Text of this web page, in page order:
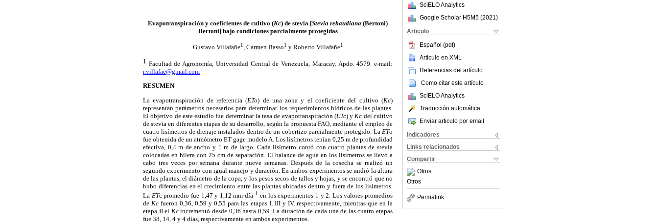
SciELO Analytics
Google Scholar H5M5 (2021 )
Articulo
Español (pdf)
Articulo en XML
Referencias del artículo
Como citar este artículo
SciELO Analytics
Traducción automática
Enviar articulo por email
Indicadores
Links relacionados
Compartir
Otros
Otros
Permalink
Evapotranspiración y coeficientes de cultivo (Kc) de stevia [Stevia rebaudiana (Bertoni)
Bertoni] bajo condiciones parcialmente protegidas
Gustavo Villafañe1 , Carmen Basso1 y Roberto Villafañe1
1 Facultad de Agronomía, Universidad Central de Venezuela, Maracay. Apdo. 4579. e-mail:
r.villafae@gmail.com
RESUMEN
La evapotranspiración de referencia (ETo) de una zona y el coeficiente del cultivo (Kc)
representan parámetros necesarios para determinar los requerimientos hídricos de las plantas.
El objetivo de este estudio fue determinar la tasa de evapotranspiración (ETc) y Kc del cultivo
de steviaen diferentes etapas de su desarrollo, según la propuesta FAO, mediante el empleo de
cuatro lisímetros de drenaje instalados dentro de un cobertizo parcialmente protegido. La ETo
fue obtenida de un atmómetro ET gage modelo A. Los lisímetros tenían 0,25 m de profundidad
efectiva, 0,4 m de ancho y 1 m de largo. Cada lisímetro contó con cuatro plantas de stevia
colocadas en hilera con 25 cm de separación. El balance de agua en los lisímetros se llevó a
cabo tres veces por semana durante nueve semanas. Después de la cosecha se realizó un
segundo experimento con igual manejo y duración. En ambos experimentos se midió la altura
de las plantas, el diámetro de la copa, y los pesos secos de tallos y hojas, y se encontró que no
hubo diferencias en el crecimiento entre las plantas ubicadas dentro y fuera de los lisímetros.
La ETc promedio fue 1,47 y 1,12 mm·día-1 en los experimentos 1 y 2. Los valores promedios
de Kc fueron 0,36, 0,59 y 0,55 para las etapas I, III y IV, respectivamente, mientras que en la
etapa II el Kcincrementó desde 0,36 hasta 0,59. La duración de cada una de las cuatro etapas
fue 38, 14, 4 y 4 días, respectivamente en ambos experimentos.